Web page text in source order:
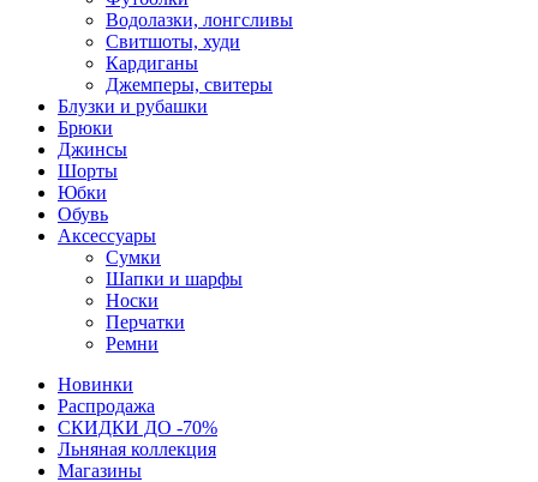
Водолазки, лонгсливы
Свитшоты, худи
Кардиганы
Джемперы, свитеры
Блузки и рубашки
Брюки
Джинсы
Шорты
Юбки
Обувь
Аксессуары
Сумки
Шапки и шарфы
Носки
Перчатки
Ремни
Новинки
Распродажа
СКИДКИ ДО -70%
Льняная коллекция
Магазины